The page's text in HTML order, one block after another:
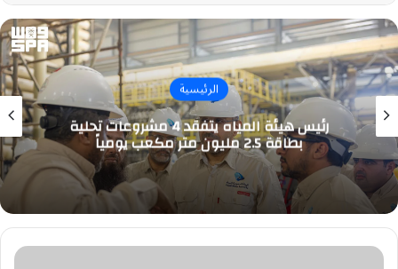
الرئيسية
رئيس هيئة المياه يتفقد 4 مشروعات تحلية
بطاقة 2.5 مليون متر مكعب يومياً
30